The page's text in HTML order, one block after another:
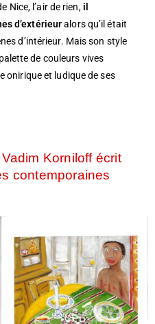
Nice, l’air de rien,il
d’extérieuralors qu’il était
d’intérieur. Mais son style
de couleurs vives
onirique et ludique de ses
Korniloff écrit
contemporaines